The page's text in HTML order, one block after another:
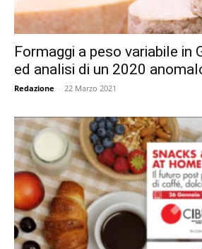
Formaggi a peso variabile in
ed analisi di un 2020
Redazione - 22 Marzo 2021